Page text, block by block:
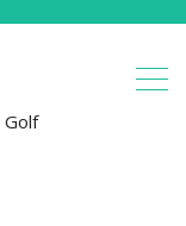
Golf